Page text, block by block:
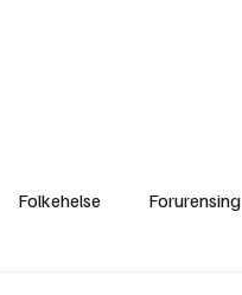
Folkehelse Forurensing